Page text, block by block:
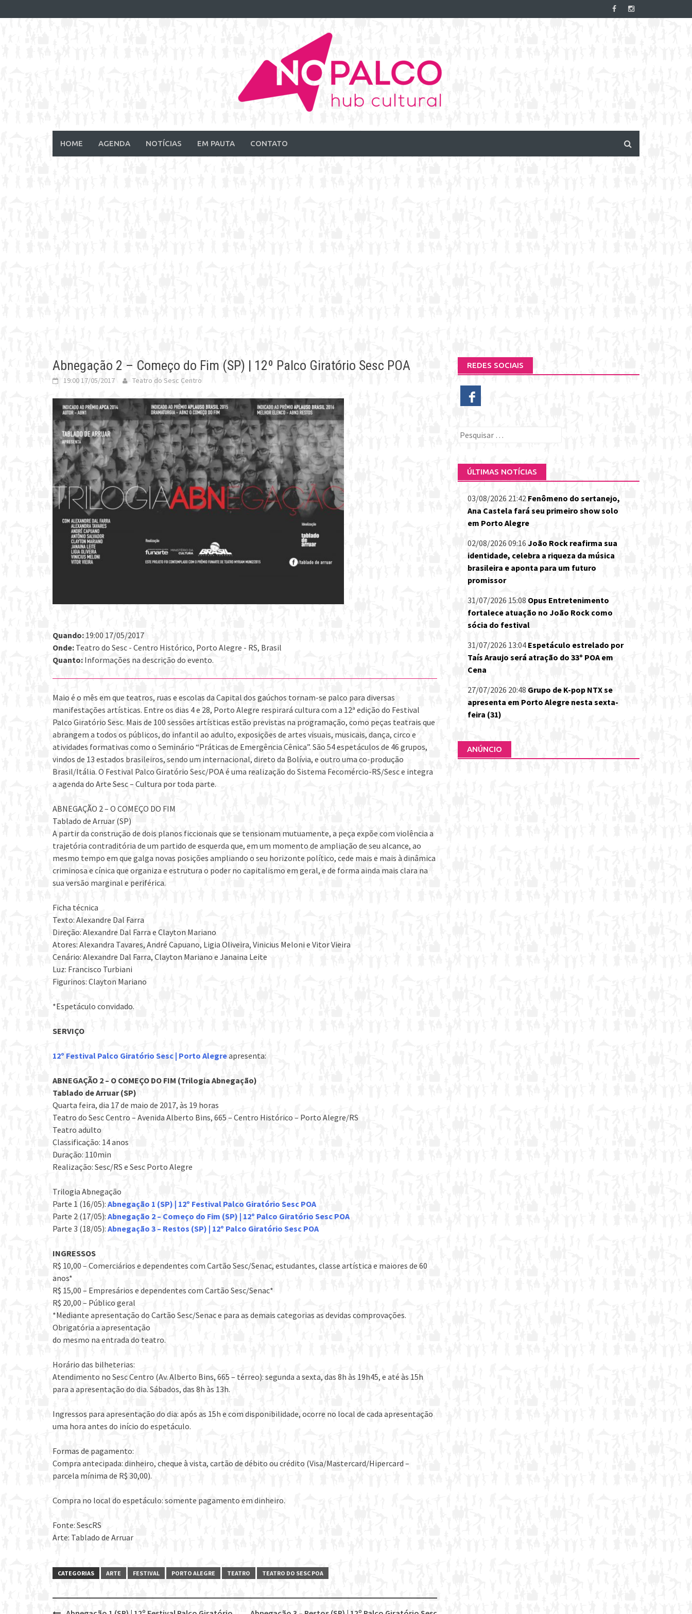
to
HOME AGENDA NOTÍCIAS EM PAUTA CONTATO
Abnegação 2 – Começo do Fim (SP) | 12º Palco Giratório Sesc POA
19:00 17/05/2017 Teatro do Sesc Centro
Quando: 19:00 17/05/2017
Onde: Teatro do Sesc - Centro Histórico, Porto Alegre - RS, Brasil
Quanto: Informações na descrição do evento.
Maio é o mês em que teatros, ruas e escolas da Capital dos gaúchos tornam-se palco para diversas
manifestações artísticas. Entre os dias 4 e 28, Porto Alegre respirará cultura com a 12ª edição do Festival
Palco Giratório Sesc. Mais de 100 sessões artísticas estão previstas na programação, como peças teatrais que
abrangem a todos os públicos, do infantil ao adulto, exposições de artes visuais, musicais, dança, circo e
atividades formativas como o Seminário “Práticas de Emergência Cênica”. São 54 espetáculos de 46 grupos,
vindos de 13 estados brasileiros, sendo um internacional, direto da Bolívia, e outro uma co-produção
Brasil/Itália. O Festival Palco Giratório Sesc/POA é uma realização do Sistema Fecomércio-RS/Sesc e integra
a agenda do Arte Sesc – Cultura por toda parte.
ABNEGAÇÃO 2 – O COMEÇO DO FIM
Tablado de Arruar (SP)
A partir da construção de dois planos ficcionais que se tensionam mutuamente, a peça expõe com violência a
trajetória contraditória de um partido de esquerda que, em um momento de ampliação de seu alcance, ao
mesmo tempo em que galga novas posições ampliando o seu horizonte político, cede mais e mais à dinâmica
criminosa e cínica que organiza e estrutura o poder no capitalismo em geral, e de forma ainda mais clara na
sua versão marginal e periférica.
Ficha técnica
Texto: Alexandre Dal Farra
Direção: Alexandre Dal Farra e Clayton Mariano
Atores: Alexandra Tavares, André Capuano, Ligia Oliveira, Vinicius Meloni e Vitor Vieira
Cenário: Alexandre Dal Farra, Clayton Mariano e Janaina Leite
Luz: Francisco Turbiani
Figurinos: Clayton Mariano
*Espetáculo convidado.
SERVIÇO
12º Festival Palco Giratório Sesc | Porto Alegreapresenta:
ABNEGAÇÃO 2 – O COMEÇO DO FIM (Trilogia Abnegação)
Tablado de Arruar (SP)
Quarta feira, dia 17 de maio de 2017, às 19 horas
Teatro do Sesc Centro – Avenida Alberto Bins, 665 – Centro Histórico – Porto Alegre/RS
Teatro adulto
Classificação: 14 anos
Duração: 110min
Realização: Sesc/RS e Sesc Porto Alegre
Trilogia Abnegação
Parte 1 (16/05): Abnegação 1 (SP) | 12º Festival Palco Giratório Sesc POA
Parte 2 (17/05): Abnegação 2 – Começo do Fim (SP) | 12º Palco Giratório Sesc POA
Parte 3 (18/05): Abnegação 3 – Restos (SP) | 12º Palco Giratório Sesc POA
INGRESSOS
R$ 10,00 – Comerciários e dependentes com Cartão Sesc/Senac, estudantes, classe artística e maiores de 60
anos*
R$ 15,00 – Empresários e dependentes com Cartão Sesc/Senac*
R$ 20,00 – Público geral
*Mediante apresentação do Cartão Sesc/Senac e para as demais categorias as devidas comprovações.
Obrigatória a apresentação
do mesmo na entrada do teatro.
Horário das bilheterias:
Atendimento no Sesc Centro (Av. Alberto Bins, 665 – térreo): segunda a sexta, das 8h às 19h45, e até às 15h
para a apresentação do dia. Sábados, das 8h às 13h.
Ingressos para apresentação do dia: após as 15h e com disponibilidade, ocorre no local de cada apresentação
uma hora antes do início do espetáculo.
Formas de pagamento:
Compra antecipada: dinheiro, cheque à vista, cartão de débito ou crédito (Visa/Mastercard/Hipercard –
parcela mínima de R$ 30,00).
Compra no local do espetáculo: somente pagamento em dinheiro.
Fonte: SescRS
Arte: Tablado de Arruar
CATEGORIAS ARTE FESTIVAL PORTO ALEGRE TEATRO TEATRO DO SESC POA
REDES SOCIAIS
Pesquisar
ÚLTIMAS NOTÍCIAS
03/08/2026 21:42 Fenômeno do sertanejo,
Ana Castela fará seu primeiro show solo
em Porto Alegre
02/08/2026 09:16 João Rock reafirma sua
identidade, celebra a riqueza da música
brasileira e aponta para um futuro
promissor
31/07/2026 15:08 Opus Entretenimento
fortalece atuação no João Rock como
sócia do festival
31/07/2026 13:04 Espetáculo estrelado por
Taís Araujo será atração do 33º POA em
Cena
27/07/2026 20:48 Grupo de K-pop NTX se
apresenta em Porto Alegre nesta sexta-
feira (31)
ANÚNCIO